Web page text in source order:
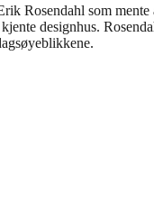
Rosendahl som
designhus.